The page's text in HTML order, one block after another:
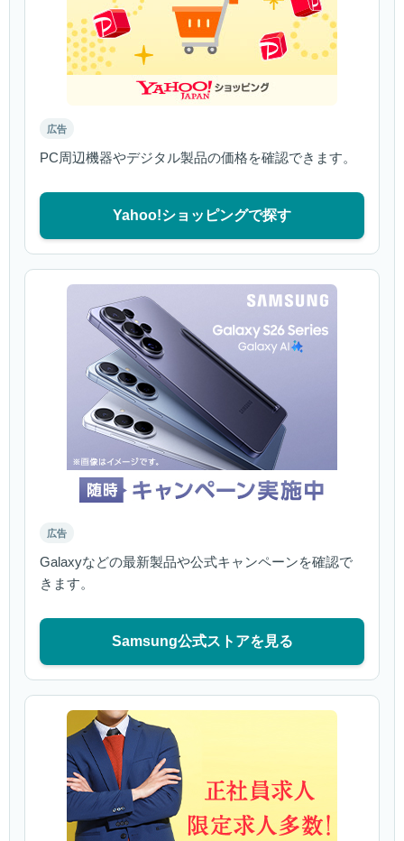
広告
PC周辺機器やデジタル製品の価格を確認できます。
Yahoo!ショッピングで探す
広告
Galaxyなどの最新製品や公式キャンペーンを確認で
きます。
Samsung公式ストアを見る